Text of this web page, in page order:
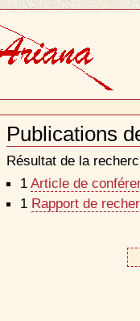
Publications
Document
Actions
Résultat de la
1 Article de
1 Rapport de